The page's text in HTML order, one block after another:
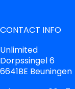
CONTACT INFO
Unlimited
Dorpssingel 6
6641BE Beuningen